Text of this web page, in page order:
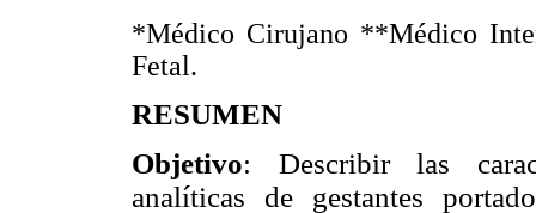
*Médico Cirujano **Médico
Fetal.
RESUMEN
Objetivo: Describir las
analíticas de gestantes